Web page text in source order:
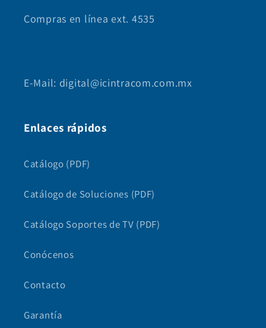
Compras en línea ext. 4535
E-Mail: digital@icintracom.com.mx
Enlaces rápidos
Catálogo (PDF)
Catálogo de Soluciones (PDF)
Catálogo Soportes de TV (PDF)
Conócenos
Contacto
Garantía